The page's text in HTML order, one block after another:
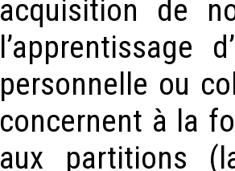
acquisition de
l’apprentissage
personnelle ou
concernent à la
aux partitions